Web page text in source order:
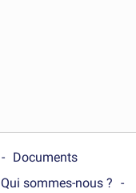
Documents
Qui sommes-nous ?